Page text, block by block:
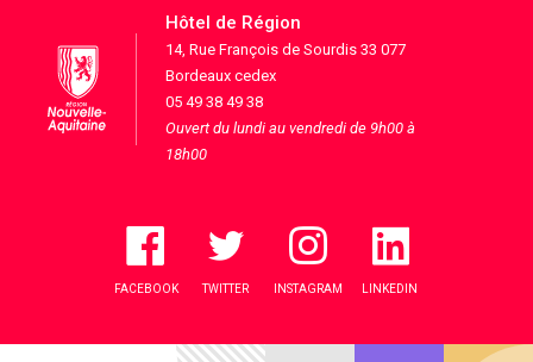
Hôtel de Région
14, Rue François de Sourdis 33 077
Bordeaux cedex
05 49 38 49 38
Ouvert du lundi au vendredi de 9h00 à
18h00
FACEBOOK TWITTER INSTAGRAM LINKEDIN